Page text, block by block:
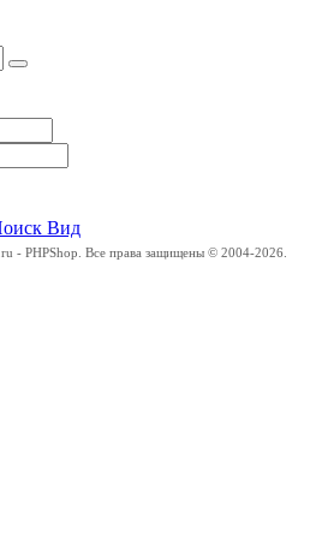
Вид
- PHPShop. Все права защищены © 2004-2026.